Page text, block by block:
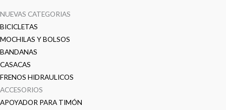
NUEVAS CATEGORIAS
BICICLETAS
MOCHILAS Y BOLSOS
BANDANAS
CASACAS
FRENOS HIDRAULICOS
ACCESORIOS
APOYADOR PARA TIMÓN